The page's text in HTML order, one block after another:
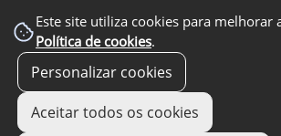
Este site utiliza cookies para melhorar
Política de cookies.
Personalizar cookies
Aceitar todos os cookies